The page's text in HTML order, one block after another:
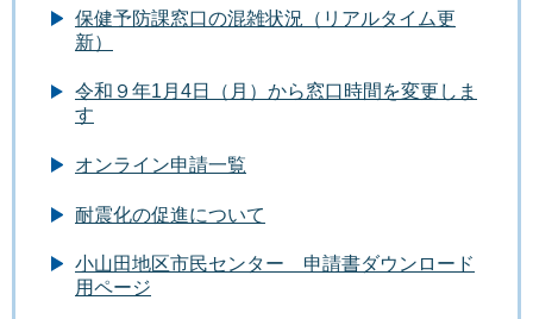
保健予防課窓口の混雑状況（リアルタイム更
新）
令和９年1月4日（月）から窓口時間を変更しま
す
オンライン申請一覧
耐震化の促進について
小山田地区市民センター 申請書ダウンロード
用ページ